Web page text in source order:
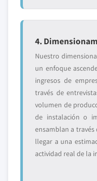
4.
Nuestro
un enfoque
ingresos de
través de
volumen de
de instalación o
ensamblan a través
llegar a una
actividad real de la